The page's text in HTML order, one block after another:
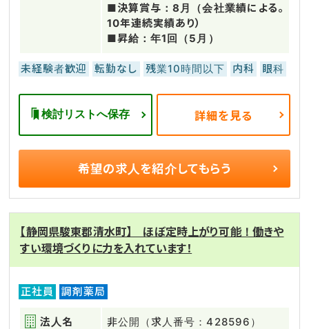
■決算賞与：8月（会社業績による。
10年連続実績あり）
■昇給：年1回（5月）
未経験者歓迎 転勤なし 残業10時間以下 内科 眼科
検討リストへ保存 詳細を見る
希望の求人を紹介してもらう
【静岡県駿東郡清水町】 ほぼ定時上がり可能！働きや
すい環境づくりに力を入れています！
正社員 調剤薬局
法人名 非公開（求人番号：428596）